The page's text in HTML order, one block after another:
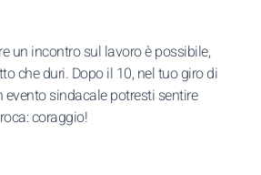
un incontro sul lavoro è possibile,
che duri. Dopo il 10, nel tuo giro di
sindacale potresti sentire
coraggio!